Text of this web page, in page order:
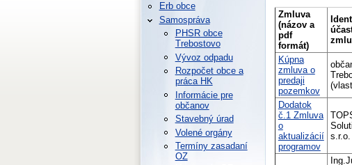
Zmluva
(názov a
pdf
formát)
Kúpna
zmluva o
predaji
pozemkov
Dodatok
č.1 Zmluva
o
aktualizácií
programov
s.r.o.
Erb obce
Samospráva
PHSR obce
Trebostovo
Vývoz odpadu
Rozpočet obce a
práca HK
Informácie pre
občanov
Stavebný úrad
Volené orgány
Termíny zasadaní
OZ